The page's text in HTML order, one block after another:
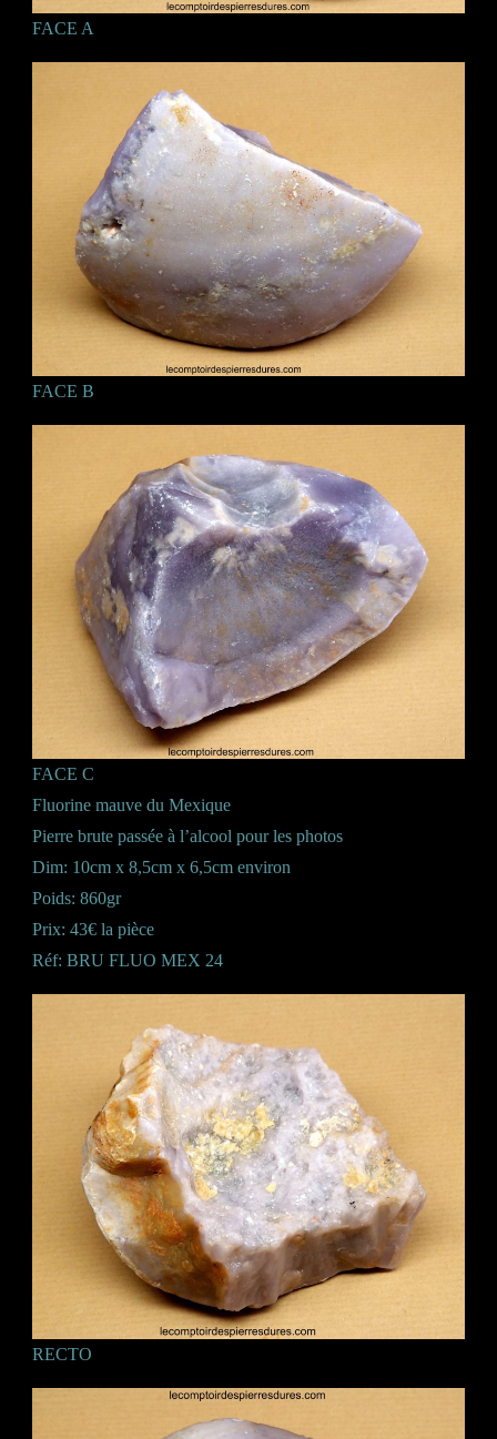
FACE A
FACE B
FACE C
Fluorine mauve du Mexique
Pierre brute passée à l’alcool pour les photos
Dim: 10cm x 8,5cm x 6,5cm environ
Poids: 860gr
Prix: 43€ la pièce
Réf: BRU FLUO MEX 24
RECTO